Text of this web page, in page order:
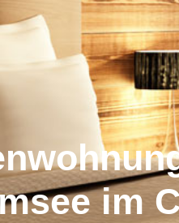
im